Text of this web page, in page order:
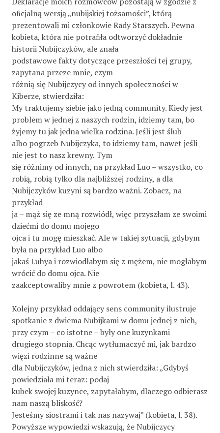
oﬁcjalną wersją „nubijskiej tożsamości”, którą
prezentowali mi członkowie Rady Starszych. Pewna
kobieta, która nie potraﬁła odtworzyć dokładnie
historii Nubijczyków, ale znała
podstawowe fakty dotyczące przeszłości tej grupy,
zapytana przeze mnie, czym
różnią się Nubijczycy od innych społeczności w
Kiberze, stwierdziła:
My traktujemy siebie jako jedną community. Kiedy jest
problem w jednej z naszych rodzin, idziemy tam, bo
żyjemy tu jak jedna wielka rodzina. Jeśli jest ślub
albo pogrzeb Nubijczyka, to idziemy tam, nawet jeśli
nie jest to nasz krewny. Tym
się różnimy od innych, na przykład Luo – wszystko, co
robią, robią tylko dla najbliższej rodziny, a dla
Nubijczyków kuzyni są bardzo ważni. Zobacz, na
przykład
ja – mąż się ze mną rozwiódł, więc przyszłam ze swoimi
dziećmi do domu mojego
ojca i tu mogę mieszkać. Ale w takiej sytuacji, gdybym
była na przykład Luo albo
jakaś Luhya i rozwiodłabym się z mężem, nie mogłabym
wrócić do domu ojca. Nie
zaakceptowaliby mnie z powrotem (kobieta, l. 43).
Kolejny przykład oddający sens community ilustruje
spotkanie z dwiema Nubijkami w domu jednej z nich,
przy czym – co istotne – były one kuzynkami
drugiego stopnia. Chcąc wytłumaczyć mi, jak bardzo
więzi rodzinne są ważne
dla Nubijczyków, jedna z nich stwierdziła: „Gdybyś
powiedziała mi teraz: podaj
kubek swojej kuzynce, zapytałabym, dlaczego odbierasz
nam naszą bliskość?
Jesteśmy siostrami i tak nas nazywaj” (kobieta, l. 38).
Powyższe wypowiedzi wskazują, że Nubijczycy